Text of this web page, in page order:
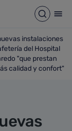
Abrir
de migas
nuevas
instalaciones
del Hospital
"que prestan
calidad y confort"